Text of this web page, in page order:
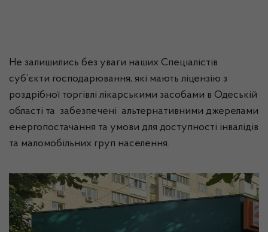
Не залишились без уваги наших Спеціалістів
суб’єкти господарювання, які мають ліцензію з
роздрібної торгівлі лікарськими засобами в Одеській
області та забезпечені альтернативними джерелами
енергопостачання та умови для доступності інвалідів
та маломобільних груп населення.